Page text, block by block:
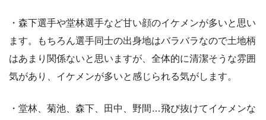
・森下選手や堂林選手など甘い顔のイケメンが多いと思い
ます。もちろん選手同士の出身地はバラバラなので土地柄
はあまり関係ないと思いますが、全体的に清潔そうな雰囲
気があり、イケメンが多いと感じられる気がします。
・堂林、菊池、森下、田中、野間…飛び抜けてイケメンな